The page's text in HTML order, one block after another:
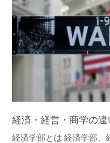
経済・経営・商学の違
経済学部とは 経済学部、